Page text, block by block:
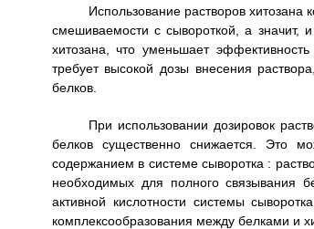
Использование растворов хитозана
смешиваемости с сывороткой, а значит,
хитозана, что уменьшает
требует высокой дозы внесения
белков.
При использовании дозировок
белков существенно снижается. Это
содержанием в системе сыворотка :
необходимых для полного связывания
активной кислотности системы
комплексообразования между белками и